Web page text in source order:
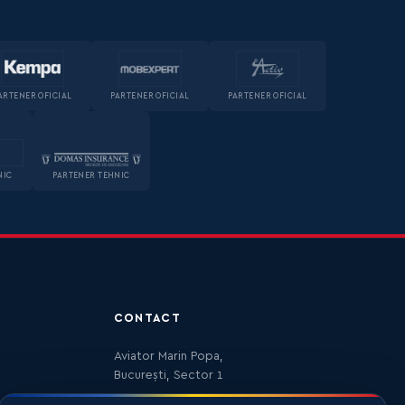
OFICIAL PARTENER OFICIAL PARTENER OFICIAL
PARTENER TEHNIC
CONTACT
Aviator Marin Popa,
București, Sector 1